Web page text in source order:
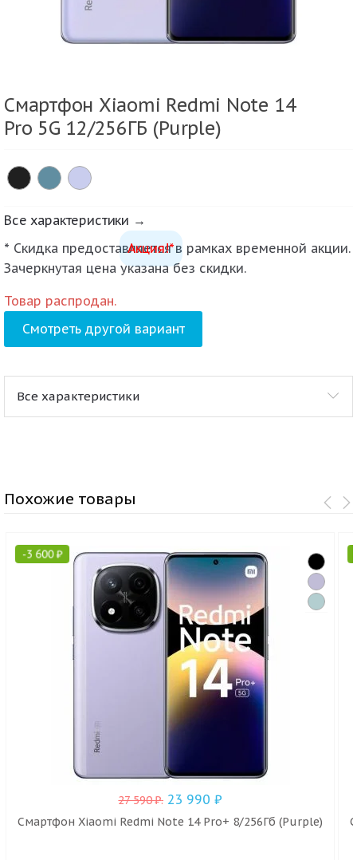
Смартфон Xiaomi Redmi Note 14
Pro 5G 12/256ГБ (Purple)
Все характеристики →
Акция!*
* Скидка предоставляется в рамках временной акции.
Зачеркнутая цена указана без скидки.
Товар распродан.
Смотреть другой вариант
Все характеристики
Похожие товары
-3 600₽
27 590₽. 23 990 ₽
Смартфон Xiaomi Redmi Note 14 Pro+ 8/256Гб (Purple)